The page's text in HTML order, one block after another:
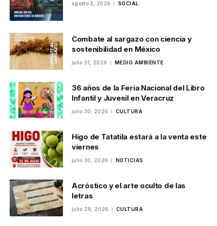
agosto 3, 2026 SOCIAL
Combate al sargazo con ciencia y
sostenibilidad en México
julio 31, 2026 MEDIO AMBIENTE
36 años de la Feria Nacional del Libro
Infantil y Juvenil en Veracruz
julio 30, 2026 CULTURA
Higo de Tatatila estará a la venta este
viernes
julio 30, 2026 NOTICIAS
Acróstico y el arte oculto de las
letras
julio 29, 2026 CULTURA